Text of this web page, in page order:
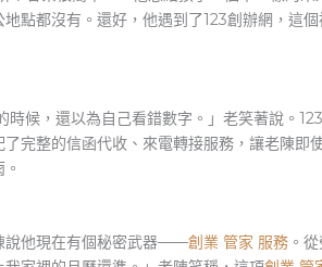
點都沒有。還好，他遇到了123創辦網，這
時候，還以為自己看錯數字。」老笑著說。
完整的信函代收、來電轉接服務，讓老陳
說他現在有個秘密武器——創業 管家 服務 。